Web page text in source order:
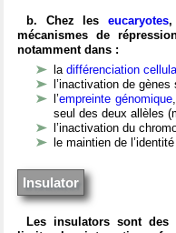
b. Chez les eucaryotes,
mécanismes de
notamment dans :
la différenciation
l’inactivation de gènes
l’empreinte génomique
seul des deux allèles
l’inactivation du
le maintien de
Insulator
Les insulators sont des